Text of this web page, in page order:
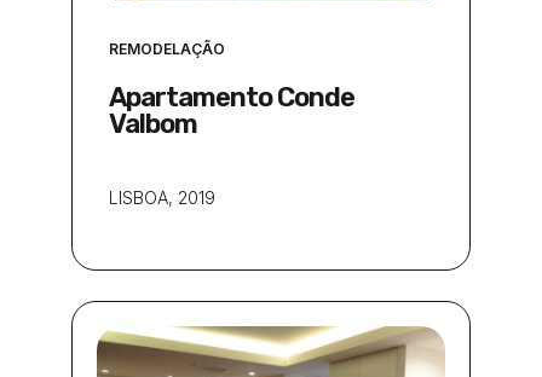
REMODELAÇÃO
Apartamento Conde
Valbom
LISBOA, 2019